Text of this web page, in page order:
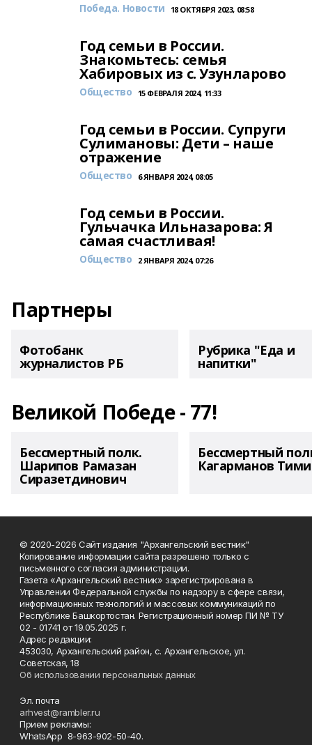
Победа. Новости 18 ОКТЯБРЯ 2023, 08:58
Год семьи в России.
Знакомьтесь: семья
Хабировых из с. Узунларово
Общество 15 ФЕВРАЛЯ 2024, 11:33
Год семьи в России. Супруги
Сулимановы: Дети – наше
отражение
Общество 6 ЯНВАРЯ 2024, 08:05
Год семьи в России.
Гульчачка Ильназарова: Я
самая счастливая!
Общество 2 ЯНВАРЯ 2024, 07:26
Партнеры
Фотобанк
журналистов РБ
Рубрика "Еда и
напитки"
Великой Победе - 77!
Бессмертный полк.
Шарипов Рамазан
Сиразетдинович
Бессмертный
Кагарманов
© 2020-2026 Сайт издания "Архангельский вестник"
Копирование информации сайта разрешено только с
письменного согласия администрации.
Газета «Архангельский вестник» зарегистрирована в
Управлении Федеральной службы по надзору в сфере связи,
информационных технологий и массовых коммуникаций по
Республике Башкортостан. Регистрационный номер ПИ № ТУ
02 - 01741 от 19.05.2025 г.
Адрес редакции:
453030, Архангельский район, с. Архангельское, ул.
Советская, 18
Об использовании персональных данных
Эл. почта
arhvest@rambler.ru
Прием рекламы:
WhatsApp 8-963-902-50-40.